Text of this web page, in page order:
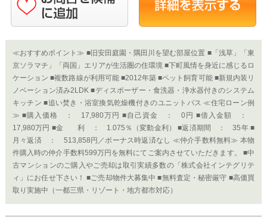
≪おすすめポイント≫ ■旧安田庭園・隅田川を望む部屋位置 ■「浅草」「東
京ソラマチ」「両国」エリアが生活圏の住環境 ■下町風情を身近に感じるロ
ケーション ■複数路線が利用可能 ■2012年築 ■ペット飼育可能 ■新規内装リ
ノベーション済み2LDK ■ディスポーザー・食洗器・浄水器付きのシステム
キッチン ■追い焚き・浴室換気乾燥機付きのユニットバス ≪住宅ローン例
≫ ■購入価格 ： 17,980万円 ■自己資金 ： 0円 ■借入金額 ：
17,980万円 ■金 利 ： 1.075％（変動金利） ■返済期間 ： 35年 ■
月々返済 ： 513,858円／ボーナス時返済なし ≪仲介手数料無料≫ 本物
件購入時の仲介手数料599万円を無料にてご案内させていただきます。 ■中
古マンションのご購入やご売却は取引実績多数の「株式会社インテグリテ
ィ」にお任せ下さい！ ■ご売却物件大募集中 ■無料査定・秘密厳守 ■高価買
取り実施中（一都三県・リゾート・地方都市対応）